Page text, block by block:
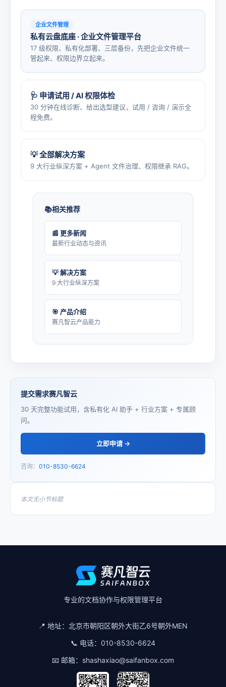
企业文件管理
私有云盘底座 · 企业文件管理平台
17 级权限、私有化部署、三层备份，先把企业文件统一
管起来、权限边界立起来。
🩺 申请试用 / AI 权限体检
30 分钟在线诊断、给出选型建议，试用 / 咨询 / 演示全
程免费。
💡 全部解决方案
9 大行业纵深方案 + Agent 文件治理、权限继承 RAG。
相关推荐
📰 更多新闻
最新行业动态与资讯
💡 解决方案
9 大行业纵深方案
🎯 产品介绍
赛凡智云产品能力
提交需求赛凡智云
30 天完整功能试用，含私有化 AI 助手 + 行业方案 + 专属顾
问。
立即申请 →
咨询： 010-8530-6624
本文无小节标题
专业的文档协作与权限管理平台
📍 地址： 北京市朝阳区朝外大街乙6号朝外MEN
📞 电话： 010-8530-6624
📧 邮箱： shashaxiao@saifanbox.com